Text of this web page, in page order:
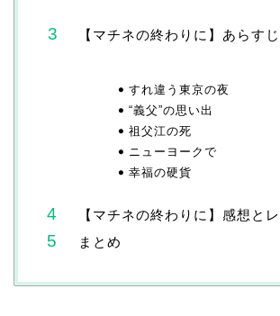
【マチネの終わりに】あらす
すれ違う東京の夜
“義父”の思い出
祖父江の死
ニューヨークで
幸福の硬貨
【マチネの終わりに】感想と
まとめ